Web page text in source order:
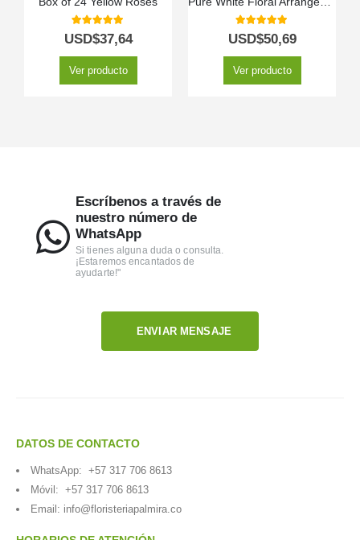
5.00 out of 5
USD$37,64
Ver producto
5.00 out of 5
USD$50,69
Ver producto
Escríbenos a través de
nuestro número de
WhatsApp
Si tienes alguna duda o consulta.
¡Estaremos encantados de
ayudarte!"
ENVIAR MENSAJE
DATOS DE CONTACTO
WhatsApp: +57 317 706 8613
Móvil: +57 317 706 8613
Email: info@floristeriapalmira.co